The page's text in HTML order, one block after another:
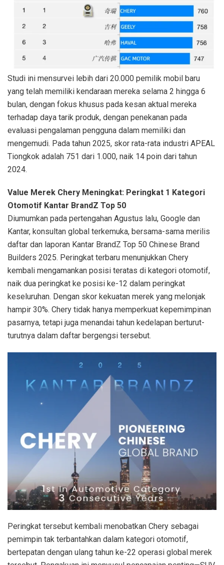
Studi ini mensurvei lebih dari 20.000 pemilik mobil baru
yang telah memiliki kendaraan mereka selama 2 hingga 6
bulan, dengan fokus khusus pada kesan aktual mereka
terhadap daya tarik produk, dengan penekanan pada
evaluasi pengalaman pengguna dalam memiliki dan
mengemudi. Pada tahun 2025, skor rata-rata industri APEAL
Tiongkok adalah 751 dari 1.000, naik 14 poin dari tahun
2024.
Value Merek Chery Meningkat: Peringkat 1 Kategori
Otomotif Kantar BrandZ Top 50
Diumumkan pada pertengahan Agustus lalu, Google dan
Kantar, konsultan global terkemuka, bersama-sama merilis
daftar dan laporan Kantar BrandZ Top 50 Chinese Brand
Builders 2025. Peringkat terbaru menunjukkan Chery
kembali mengamankan posisi teratas di kategori otomotif,
naik dua peringkat ke posisi ke-12 dalam peringkat
keseluruhan. Dengan skor kekuatan merek yang melonjak
hampir 30%. Chery tidak hanya memperkuat kepemimpinan
pasarnya, tetapi juga menandai tahun kedelapan berturut-
turutnya dalam daftar bergengsi tersebut.
Peringkat tersebut kembali menobatkan Chery sebagai
pemimpin tak terbantahkan dalam kategori otomotif,
bertepatan dengan ulang tahun ke-22 operasi global merek